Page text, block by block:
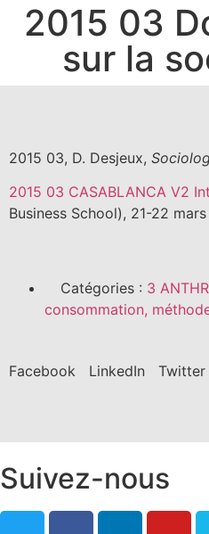
2015 03
sur la
2015 03, D. Desjeux,
2015 03 CASABLANCA V2
Business School), 21-22
Catégories : 3
consommation,
Facebook LinkedIn Twitter
Suivez-nous